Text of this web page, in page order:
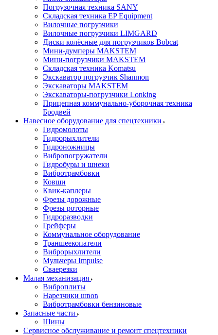
Погрузочная техника SANY
Складская техника EP Equipment
Вилочные погрузчики
Вилочные погрузчики LIMGARD
Диски колёсные для погрузчиков Bobcat
Мини-думперы MAKSTEM
Мини-погрузчики MAKSTEM
Складская техника Komatsu
Экскаватор погрузчик Shanmon
Экскаваторы MAKSTEM
Экскаваторы-погрузчики Lonking
Прицепная коммунально-уборочная техника
Бродвей
Навесное оборудование для спецтехники
Гидромолоты
Гидрорыхлители
Гидроножницы
Вибропогружатели
Гидробуры и шнеки
Вибротрамбовки
Ковши
Квик-каплеры
Фрезы дорожные
Фрезы роторные
Гидроразводки
Грейферы
Коммунальное оборудование
Траншеекопатели
Виброрыхлители
Мульчеры Impulse
Сваерезки
Малая механизация
Виброплиты
Нарезчики швов
Вибротрамбовки бензиновые
Запасные части
Шины
Сервисное обслуживание и ремонт спецтехники